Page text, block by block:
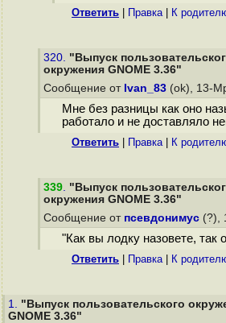
Ответить Правка| К
320. "Выпуск
окружения GNOME 3.36"
Сообщение от Ivan_83 (ok), 13-
Мне без разницы как оно
работало и не доставляло
Ответить Правка| К
339. "Выпуск
окружения GNOME 3.36"
Сообщение от псевдонимус (?),
"Как вы лодку назовете, так
Ответить Правка| К
1. "Выпуск пользовательского
GNOME 3.36"